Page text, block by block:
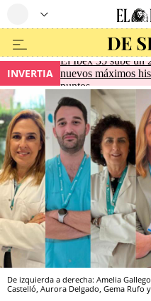
INVERTIA
El Ibex 35 sube un
nuevos máximos
puntos
De izquierda a derecha: Amelia
Castelló, Aurora Delgado, Gema Rufo